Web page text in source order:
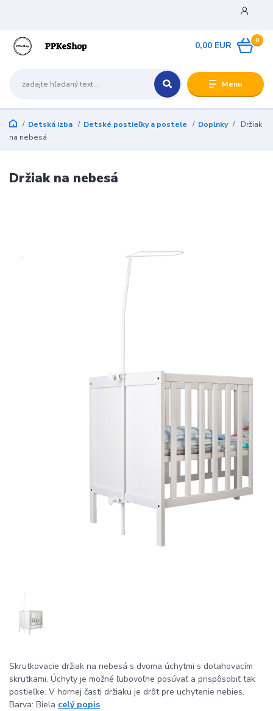
Menu
0
0,00 EUR
Detská izba Detské postieľky a postele Doplnky
Držiak
na nebesá
Držiak na nebesá
Skrutkovacie držiak na nebesá s dvoma úchytmi s dotahovacím
skrutkami. Úchyty je možné ľubovoľne posúvať a prispôsobiť tak
postieľke. V hornej časti držiaku je drôt pre uchytenie nebies.
Barva: Biela celý popis